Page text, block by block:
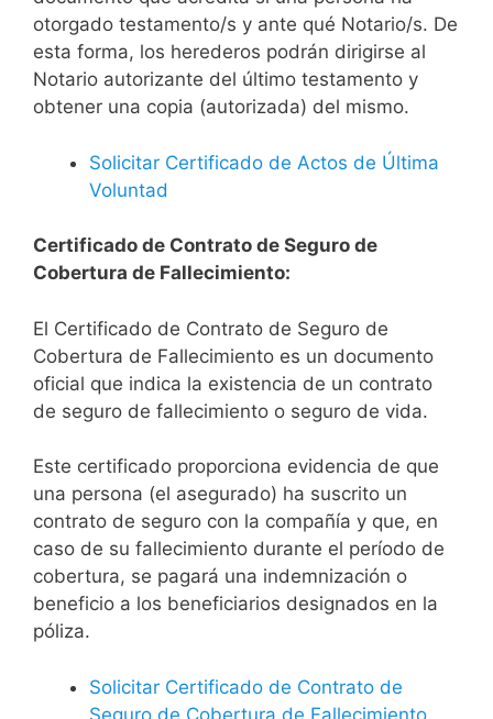
otorgado testamento/s y ante qué Notario/s. De
esta forma, los herederos podrán dirigirse al
Notario autorizante del último testamento y
obtener una copia (autorizada) del mismo.
Solicitar Certificado de Actos de Última
Voluntad
Certificado de Contrato de Seguro de
Cobertura de Fallecimiento:
El Certificado de Contrato de Seguro de
Cobertura de Fallecimiento es un documento
oficial que indica la existencia de un contrato
de seguro de fallecimiento o seguro de vida.
Este certificado proporciona evidencia de que
una persona (el asegurado) ha suscrito un
contrato de seguro con la compañía y que, en
caso de su fallecimiento durante el período de
cobertura, se pagará una indemnización o
beneficio a los beneficiarios designados en la
póliza.
Solicitar Certificado de Contrato de
Seguro de Cobertura de Fallecimiento